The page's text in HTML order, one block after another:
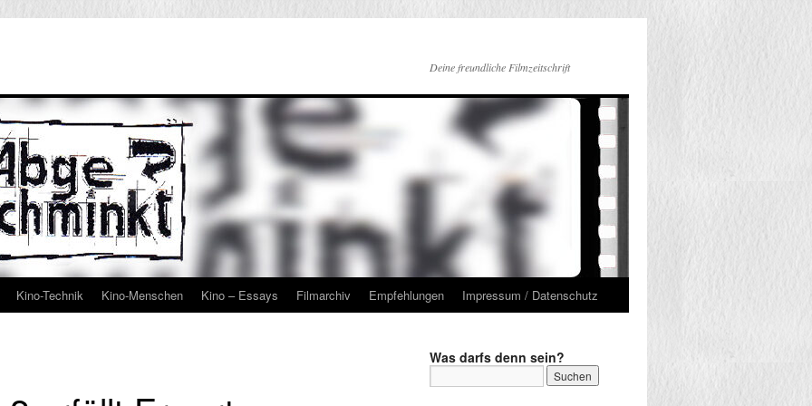
Deine freundliche Filmzeitschrift
Kino-Technik Kino-Menschen Kino – Essays Filmarchiv Empfehlungen Impressum / Datenschutz
Was darfs denn sein?